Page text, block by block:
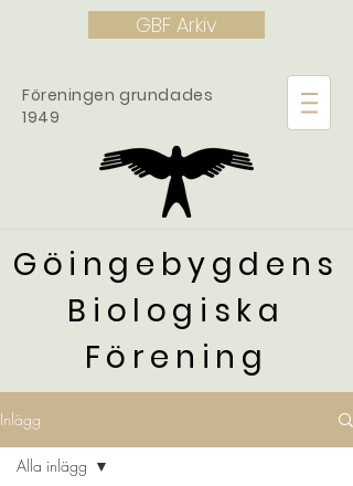
GBF Arkiv
Föreningen grundades
1949
Göingebygdens
Biologiska
Förening
Inlägg
Alla inlägg